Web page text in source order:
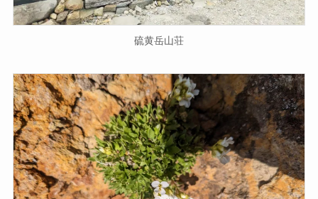
硫黄岳山荘